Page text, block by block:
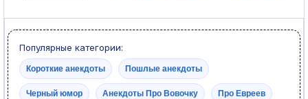
Популярные категории:
Короткие анекдоты Пошлые анекдоты
Черный юмор Анекдоты Про Вовочку Про Евреев